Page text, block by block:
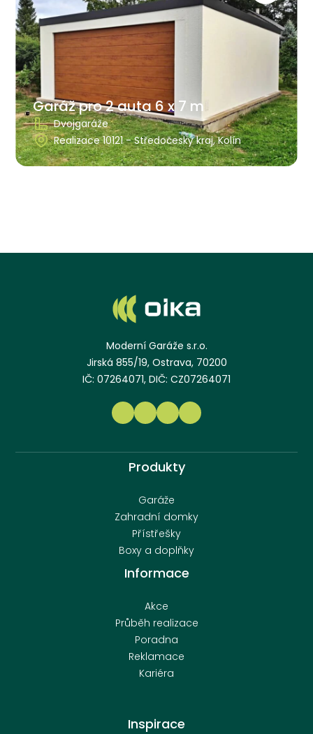
Garáž pro 2 auta 6 x 7 m
Dvojgaráže
Realizace 10121 - Středočeský kraj, Kolín
Moderní Garáže s.r.o.
Jirská 855/19, Ostrava, 70200
IČ: 07264071, DIČ: CZ07264071
Produkty
Garáže
Zahradní domky
Přístřešky
Boxy a doplňky
Informace
Akce
Průběh realizace
Poradna
Reklamace
Kariéra
Inspirace